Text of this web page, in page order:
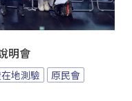
明會
地測驗
原民會